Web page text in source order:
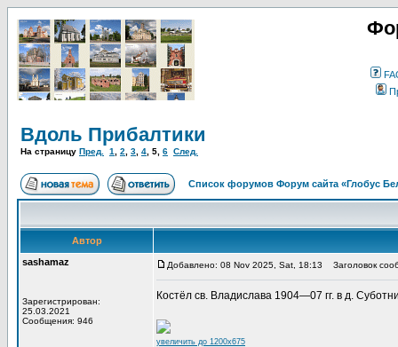
Вдоль Прибалтики
На страницу Пред. 1 2 3 4 5 6 След.
Список форумов Форум сайта «Глобус
Автор
sashamaz
Зарегистрирован:
25.03.2021
Сообщения: 946
Добавлено: 08 Nov 2025, Sat, 18:13 Заголовок
Костёл св. Владислава 1904—07 гг. в д.
увеличить до 1200x675